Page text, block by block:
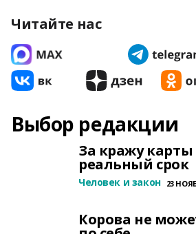
Читайте нас
Выбор редакции
За кражу карты
реальный срок
Человек и закон 23
Корова не